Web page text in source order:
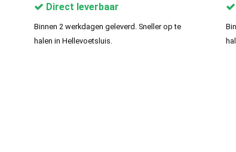
Direct leverbaar
Binnen 2 werkdagen geleverd. Sneller op te
halen in Hellevoetsluis.